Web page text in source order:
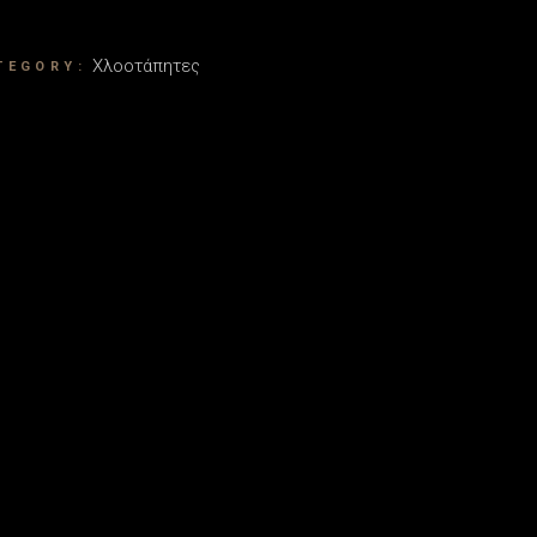
Χλοοτάπητες